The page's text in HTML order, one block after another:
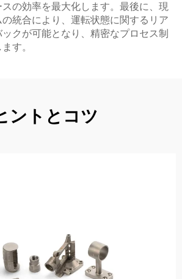
の効率を最大化します。最後に、現
統合により、運転状態に関するリア
クが可能となり、精密なプロセス制
す。
ントとコツ